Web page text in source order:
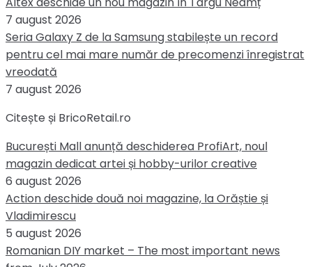
7 august 2026
Seria Galaxy Z de la Samsung stabilește un record
pentru cel mai mare număr de precomenzi înregistrat
vreodată
7 august 2026
Citește și BricoRetail.ro
București Mall anunță deschiderea ProfiArt, noul
magazin dedicat artei și hobby-urilor creative
6 august 2026
Action deschide două noi magazine, la Orăștie și
Vladimirescu
5 august 2026
Romanian DIY market – The most important news